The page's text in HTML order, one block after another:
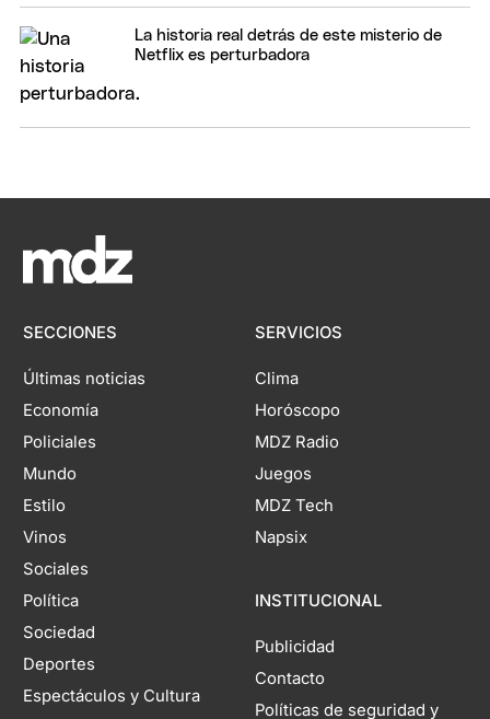
La historia real detrás de este misterio de
Netflix es perturbadora
SECCIONES
Últimas noticias
Economía
Policiales
Mundo
Estilo
Vinos
Sociales
Política
Sociedad
Deportes
Espectáculos y Cultura
SERVICIOS
Clima
Horóscopo
MDZ Radio
Juegos
MDZ Tech
Napsix
INSTITUCIONAL
Publicidad
Contacto
Políticas de seguridad y